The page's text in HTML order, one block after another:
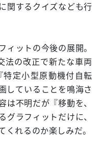
関するクイズなども行
ィットの今後の展開。
法の改正で新たな車両
定小型原動機付自転
していることを鳴海さ
は不明だが『移動を、
グラフィットだけに、
くれるのか楽しみだ。